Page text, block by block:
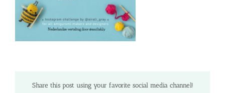
Share this post using your favorite social media channel!